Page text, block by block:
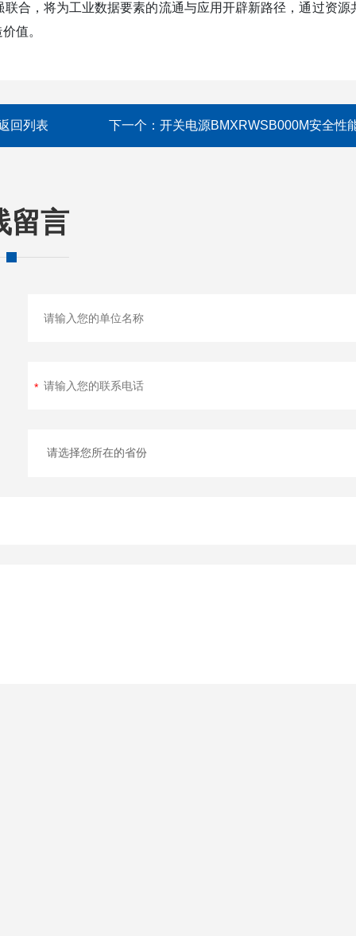
合，将为工业数据要素的流通与应用开辟新路径，通过资源
值。
回列表 下一个： 开关电源BMXRWSB000M安全性
留言